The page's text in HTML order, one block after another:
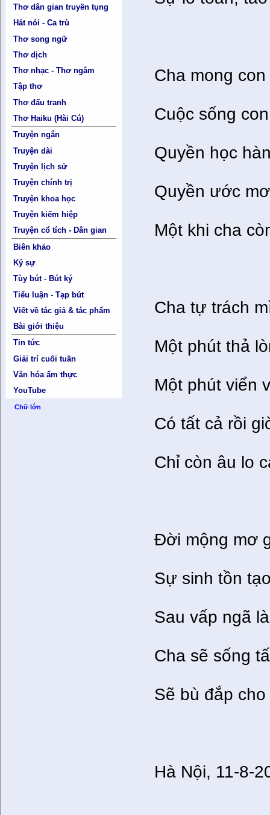
Thơ dân gian truyền tụng
Hát nói - Ca trù
Thơ song ngữ
Thơ dịch
Thơ nhạc - Thơ ngâm
Tập thơ
Thơ đấu tranh
Thơ Haiku (Hài Cú)
Truyện ngắn
Truyện dài
Truyện lịch sử
Truyện chính trị
Truyện khoa học
Truyện kiếm hiệp
Truyện cổ tích - Dân gian
Biên khảo
Ký sự
Tùy bút - Bút ký
Tiểu luận - Tạp bút
Viết về tác giả & tác phẩm
Bài giới thiệu
Tin tức
Giải trí cuối tuần
Văn hóa ẩm thực
YouTube
Chữ lớn
Cha mong
Cuộc sống
Quyền học
Quyền ước
Một khi cha
Cha tự trách
Một phút thả
Một phút viển
Có tất cả rồi
Chỉ còn âu lo
Đời mộng mơ
Sự sinh tồn
Sau vấp ngã
Cha sẽ sống
Sẽ bù đắp
Hà Nội, 11-8-